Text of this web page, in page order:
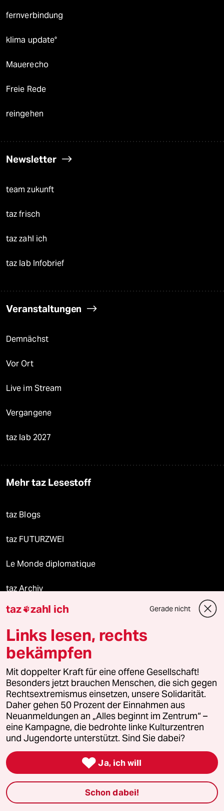
fernverbindung
klima update°
Mauerecho
Freie Rede
reingehen
Newsletter
team zukunft
taz frisch
taz zahl ich
taz lab Infobrief
Veranstaltungen
Demnächst
Vor Ort
Live im Stream
Vergangene
taz lab 2027
Mehr taz Lesestoff
taz Blogs
taz FUTURZWEI
Le Monde diplomatique
taz Archiv
Mehr taz Angebote
Reisen
Kantine
Shop
Anzeigen
Fragen & Hilfe
taz zahl ich Gerade nicht
Links lesen, rechts
bekämpfen
Mit doppelter Kraft für eine offene Gesellschaft!
Besonders jetzt brauchen Menschen, die sich gegen
Rechtsextremismus einsetzen, unsere Solidarität.
Daher gehen 50 Prozent der Einnahmen aus
Neuanmeldungen an „Alles beginnt im Zentrum“ –
eine Kampagne, die bedrohte linke Kulturzentren
und Jugendorte unterstützt. Sind Sie dabei?
 Ja, ich will
Schon dabei!